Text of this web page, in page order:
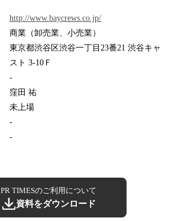
http://www.baycrews.co.jp/
商業（卸売業、小売業）
東京都渋谷区渋谷一丁目23番21 渋谷キャ
スト 3-10Ｆ
-
窪田 祐
未上場
-
-
PR TIMESのご利用について
資料をダウンロード